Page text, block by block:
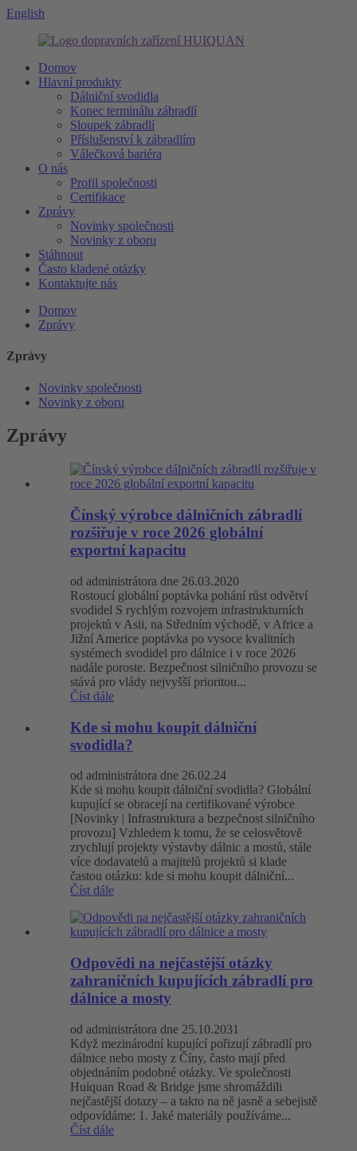
English
Domov
Hlavní produkty
Dálniční svodidla
Konec terminálu zábradlí
Sloupek zábradlí
Příslušenství k zábradlím
Válečková bariéra
O nás
Profil společnosti
Certifikace
Zprávy
Novinky společnosti
Novinky z oboru
Stáhnout
Často kladené otázky
Kontaktujte nás
Domov
Zprávy
Zprávy
Novinky společnosti
Novinky z oboru
Zprávy
Čínský výrobce dálničních zábradlí
rozšiřuje v roce 2026 globální
exportní kapacitu
od administrátora dne 26.03.2020
Rostoucí globální poptávka pohání růst odvětví
svodidel S rychlým rozvojem infrastrukturních
projektů v Asii, na Středním východě, v Africe a
Jižní Americe poptávka po vysoce kvalitních
systémech svodidel pro dálnice i v roce 2026
nadále poroste. Bezpečnost silničního provozu se
stává pro vlády nejvyšší prioritou...
Číst dále
Kde si mohu koupit dálniční
svodidla?
od administrátora dne 26.02.24
Kde si mohu koupit dálniční svodidla? Globální
kupující se obracejí na certifikované výrobce
[Novinky | Infrastruktura a bezpečnost silničního
provozu] Vzhledem k tomu, že se celosvětově
zrychlují projekty výstavby dálnic a mostů, stále
více dodavatelů a majitelů projektů si klade
častou otázku: kde si mohu koupit dálniční...
Číst dále
Odpovědi na nejčastější otázky
zahraničních kupujících zábradlí pro
dálnice a mosty
od administrátora dne 25.10.2031
Když mezinárodní kupující pořizují zábradlí pro
dálnice nebo mosty z Číny, často mají před
objednáním podobné otázky. Ve společnosti
Huiquan Road & Bridge jsme shromáždili
nejčastější dotazy – a takto na ně jasně a sebejistě
odpovídáme: 1. Jaké materiály používáme...
Číst dále